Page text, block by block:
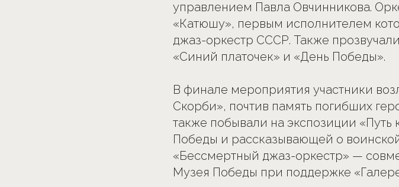
управлением Павла Овчинникова.
«Катюшу», первым исполнителем
джаз-оркестр СССР. Также
«Синий платочек» и «День Победы».
В финале мероприятия участники
Скорби», почтив память погибших
также побывали на экспозиции
Победы и рассказывающей о
«Бессмертный джаз-оркестр» —
Музея Победы при поддержке